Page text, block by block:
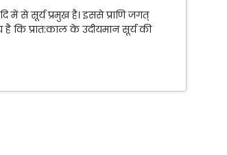
में से सूर्य प्रमुख है। इससे प्राणि जगत्
है कि प्रात:काल के उदीयमान सूर्य की